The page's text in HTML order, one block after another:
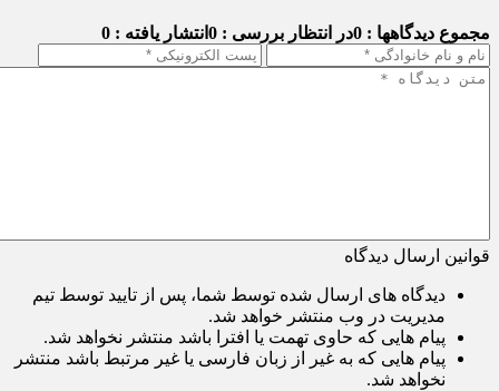
مجموع دیدگاهها : 0 در انتظار بررسی : 0 انتشار یافته : 0
قوانین ارسال دیدگاه
دیدگاه های ارسال شده توسط شما، پس از تایید توسط تیم
مدیریت در وب منتشر خواهد شد.
پیام هایی که حاوی تهمت یا افترا باشد منتشر نخواهد شد.
پیام هایی که به غیر از زبان فارسی یا غیر مرتبط باشد منتشر
نخواهد شد.